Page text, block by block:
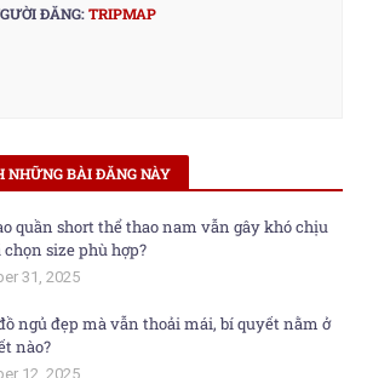
ĐĂNG:TRIPMAP
NHỮNG BÀI ĐĂNG NÀY
quần short thể thao nam vẫn gây khó chịu
chọn size phù hợp?
31, 2025
ngủ đẹp mà vẫn thoải mái, bí quyết nằm ở
nào?
12, 2025